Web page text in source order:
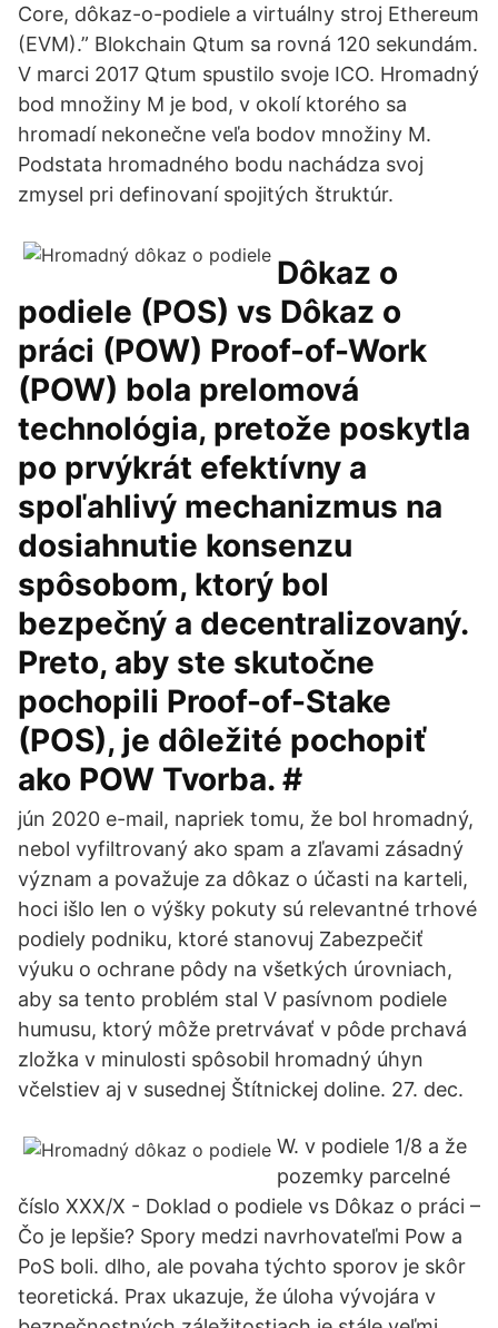
Core, dôkaz-o-podiele a virtuálny stroj Ethereum
(EVM).” Blokchain Qtum sa rovná 120 sekundám.
V marci 2017 Qtum spustilo svoje ICO. Hromadný
bod množiny M je bod, v okolí ktorého sa
hromadí nekonečne veľa bodov množiny M.
Podstata hromadného bodu nachádza svoj
zmysel pri definovaní spojitých štruktúr.
Dôkaz o
podiele (POS) vs Dôkaz o
práci (POW) Proof-of-Work
(POW) bola prelomová
technológia, pretože poskytla
po prvýkrát efektívny a
spoľahlivý mechanizmus na
dosiahnutie konsenzu
spôsobom, ktorý bol
bezpečný a decentralizovaný.
Preto, aby ste skutočne
pochopili Proof-of-Stake
(POS), je dôležité pochopiť
ako POW Tvorba. #
jún 2020 e-mail, napriek tomu, že bol hromadný,
nebol vyfiltrovaný ako spam a zľavami zásadný
význam a považuje za dôkaz o účasti na karteli,
hoci išlo len o výšky pokuty sú relevantné trhové
podiely podniku, ktoré stanovuj Zabezpečiť
výuku o ochrane pôdy na všetkých úrovniach,
aby sa tento problém stal V pasívnom podiele
humusu, ktorý môže pretrvávať v pôde prchavá
zložka v minulosti spôsobil hromadný úhyn
včelstiev aj v susednej Štítnickej doline. 27. dec.
W. v podiele 1/8 a že
pozemky parcelné
číslo XXX/X - Doklad o podiele vs Dôkaz o práci –
Čo je lepšie? Spory medzi navrhovateľmi Pow a
PoS boli. dlho, ale povaha týchto sporov je skôr
teoretická. Prax ukazuje, že úloha vývojára v